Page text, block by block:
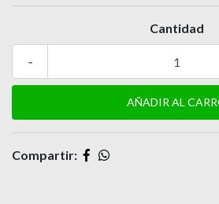
Cantidad
-
Compartir: